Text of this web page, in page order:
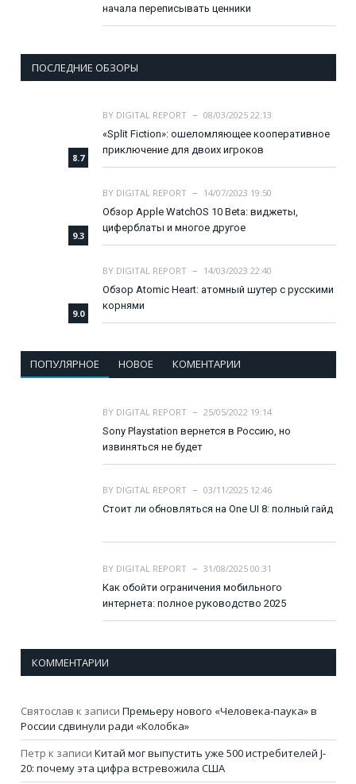
начала переписывать ценники
ПОСЛЕДНИЕ ОБЗОРЫ
8.7
BY DIGITAL REPORT
08/03/2025 22:13
«Split Fiction»: ошеломляющее кооперативное
приключение для двоих игроков
9.3
BY DIGITAL REPORT
14/07/2023 19:50
Обзор Apple WatchOS 10 Beta: виджеты,
циферблаты и многое другое
9.0
BY DIGITAL REPORT
14/03/2023 22:40
Обзор Atomic Heart: атомный шутер с русскими
корнями
ПОПУЛЯРНОЕ НОВОЕ КОМЕНТАРИИ
BY DIGITAL REPORT
25/05/2022 19:14
Sony Playstation вернется в Россию, но
извиняться не будет
BY DIGITAL REPORT
03/11/2025 12:46
Стоит ли обновляться на One UI 8: полный гайд
BY DIGITAL REPORT
31/08/2025 00:31
Как обойти ограничения мобильного
интернета: полное руководство 2025
КОММЕНТАРИИ
Святослав к записи Премьеру нового «Человека-паука» в
России сдвинули ради «Колобка»
Петр к записи Китай мог выпустить уже 500 истребителей J-
20: почему эта цифра встревожила США